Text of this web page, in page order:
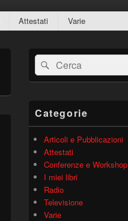
Attestati Varie
Area
widget
barra
laterale
Cerca:Cerca
Categorie
Articoli e Pubblicazioni
Attestati
Conferenze e Workshop
I miei libri
Radio
Televisione
Varie